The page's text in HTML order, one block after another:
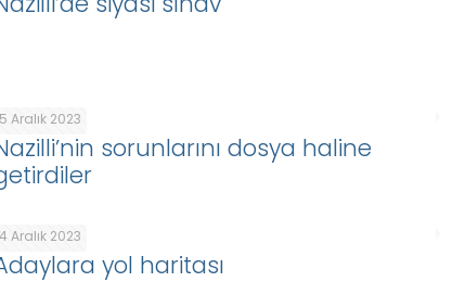
5 Aralık 2023
sorunlarını dosya haline
4 Aralık 2023
yol haritası